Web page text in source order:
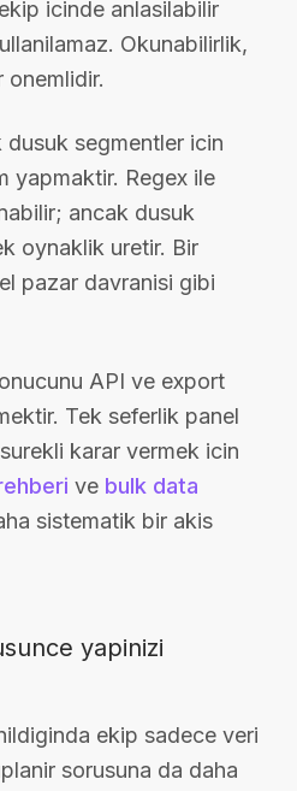
icinde anlasilabilir
Okunabilirlik,
segmentler icin
yapmaktir. Regex ile
ancak dusuk
oynaklik uretir. Bir
pazar davranisi gibi
API ve export
Tek seferlik panel
karar vermek icin
ve bulk data
sistematik bir akis
yapinizi
ekip sadece veri
sorusuna da daha